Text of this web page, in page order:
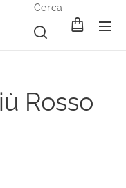
Cerca
Rosso